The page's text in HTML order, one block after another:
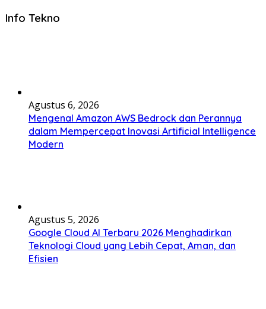
Info Tekno
Agustus 6, 2026
Mengenal Amazon AWS Bedrock dan Perannya
dalam Mempercepat Inovasi Artificial Intelligence
Modern
Agustus 5, 2026
Google Cloud AI Terbaru 2026 Menghadirkan
Teknologi Cloud yang Lebih Cepat, Aman, dan
Efisien